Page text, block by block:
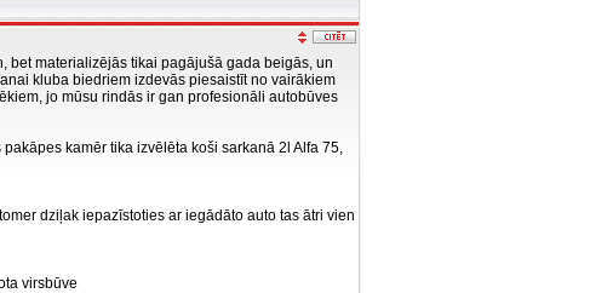
bet materializējās tikai pagājušā gada beigās, un
kluba biedriem izdevās piesaistīt no vairākiem
jo mūsu rindās ir gan profesionāli autobūves
kamēr tika izvēlēta koši sarkanā 2l Alfa 75,
dziļak iepazīstoties ar iegādāto auto tas ātri vien
virsbūve